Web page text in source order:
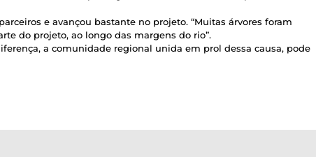
e avançou bastante no projeto. “Muitas árvores foram
do projeto, ao longo das margens do rio”.
a comunidade regional unida em prol dessa causa, pode